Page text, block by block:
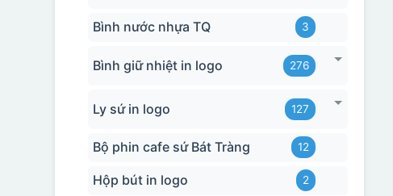
Bình nước nhựa TQ 3
Bình giữ nhiệt in logo 276
Ly sứ in logo 127
Bộ phin cafe sứ Bát Tràng 12
Hộp bút in logo 2